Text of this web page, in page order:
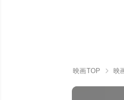
映画TOP 映